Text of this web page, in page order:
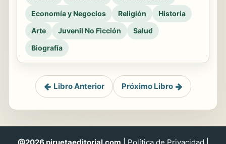
Economía y Negocios
Religión
Historia
Arte
Juvenil No Ficción
Salud
Biografía
Libro Anterior Próximo Libro